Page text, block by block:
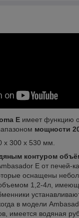
E имеет функцию
мощности
х 300 х 530 мм.
контуром
E от печей-
оснащены
1,2-4л,
в модели
имеется водяная